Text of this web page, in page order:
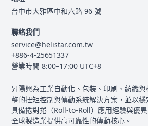
台中市大雅區中和六路 96 號
聯絡我們
service@helistar.com.tw
+886-4-25651337
營業時間 8:00–17:00 UTC+8
昇陽興為工業自動化、包裝、印刷、紡織
整的扭矩控制與傳動系統解決方案，並以
具備捲對捲（Roll-to-Roll）應用經驗與優
全球製造業提供高可靠性的傳動核心。